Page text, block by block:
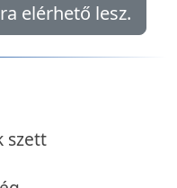
elérhető lesz.
szett